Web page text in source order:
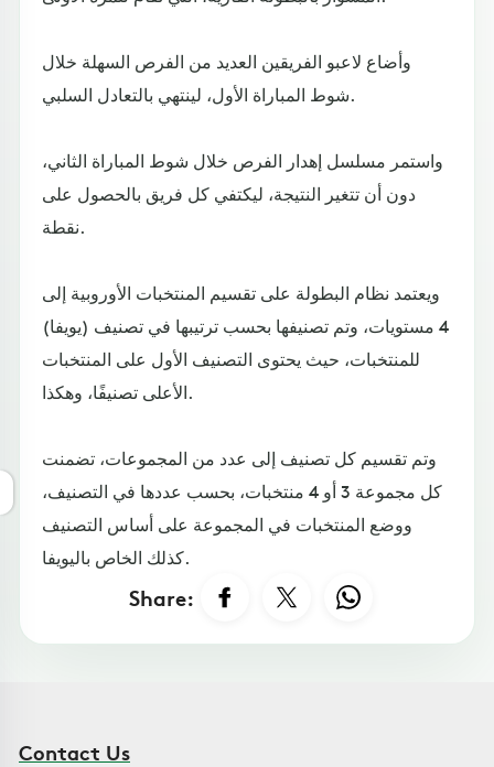
وأضاع لاعبو الفريقين العديد من الفرص السهلة خلال
شوط المباراة الأول، لينتهي بالتعادل السلبي.
واستمر مسلسل إهدار الفرص خلال شوط المباراة الثاني،
دون أن تتغير النتيجة، ليكتفي كل فريق بالحصول على
نقطة.
ويعتمد نظام البطولة على تقسيم المنتخبات الأوروبية إلى
4 مستويات، وتم تصنيفها بحسب ترتيبها في تصنيف (يويفا)
للمنتخبات، حيث يحتوى التصنيف الأول على المنتخبات
الأعلى تصنيفًا، وهكذا.
وتم تقسيم كل تصنيف إلى عدد من المجموعات، تضمنت
كل مجموعة 3 أو 4 منتخبات، بحسب عددها في التصنيف،
ووضع المنتخبات في المجموعة على أساس التصنيف
كذلك الخاص باليويفا.
Share:
Contact Us